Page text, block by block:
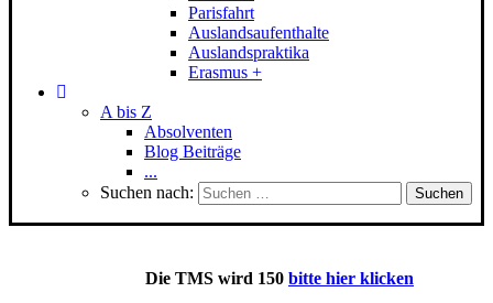
Parisfahrt
Auslandsaufenthalte
Auslandspraktika
Erasmus +
A bis Z
Absolventen
Blog Beiträge
...
Suchen nach:
Die TMS wird 150 bitte hier klicken